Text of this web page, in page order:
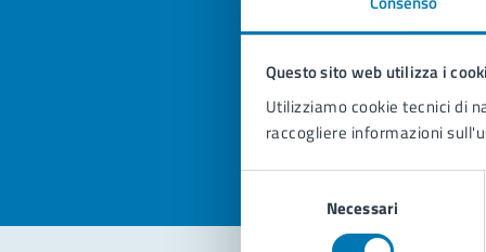
Questo sito web utilizza i
Utilizziamo cookie tecnici di
raccogliere informazioni
consenso
Necessari